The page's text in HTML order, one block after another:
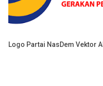
Logo Partai NasDem Vektor AI